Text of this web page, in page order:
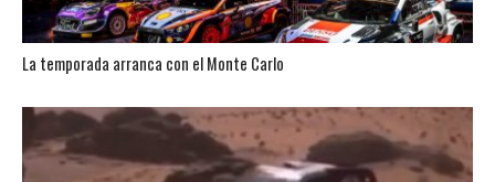
La temporada arranca con el Monte Carlo